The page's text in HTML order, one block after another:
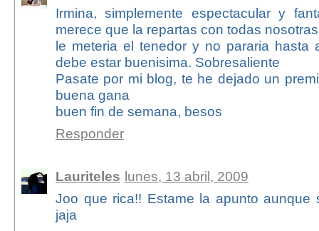
Irmina, simplemente espectacular y
merece que la repartas con todas
le meteria el tenedor y no pararia hasta
debe estar buenisima. Sobresaliente
Pasate por mi blog, te he dejado un
buena gana
buen fin de semana, besos
Responder
Lauriteles lunes, 13 abril, 2009
Joo que rica!! Estame la apunto aunque
jaja